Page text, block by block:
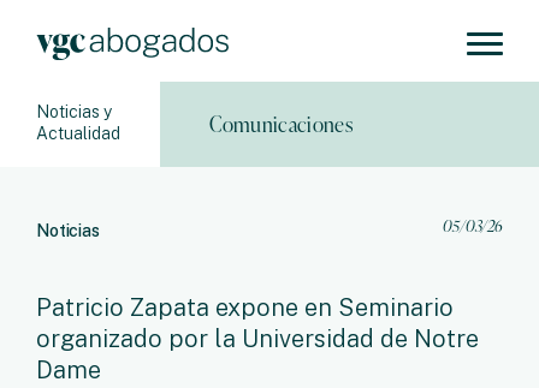
Noticias y
Actualidad
Comunicaciones
Noticias 05/03/26
Patricio Zapata expone en Seminario
organizado por la Universidad de Notre
Dame